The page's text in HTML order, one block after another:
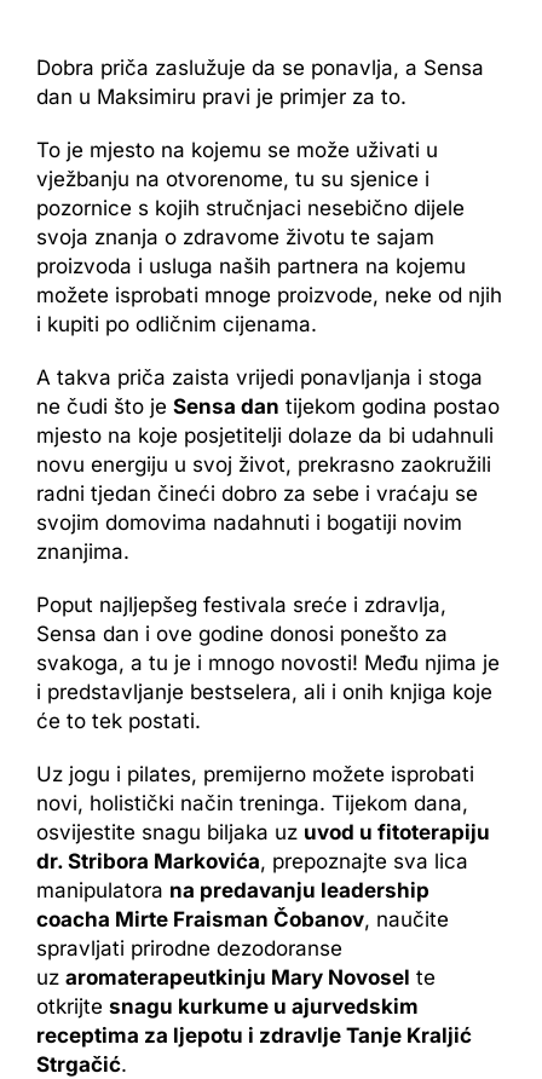
Dobra priča zaslužuje da se ponavlja, a Sensa
dan u Maksimiru pravi je primjer za to.
To je mjesto na kojemu se može uživati u
vježbanju na otvorenome, tu su sjenice i
pozornice s kojih stručnjaci nesebično dijele
svoja znanja o zdravome životu te sajam
proizvoda i usluga naših partnera na kojemu
možete isprobati mnoge proizvode, neke od njih
i kupiti po odličnim cijenama.
A takva priča zaista vrijedi ponavljanja i stoga
ne čudi što je Sensa dan tijekom godina postao
mjesto na koje posjetitelji dolaze da bi udahnuli
novu energiju u svoj život, prekrasno zaokružili
radni tjedan čineći dobro za sebe i vraćaju se
svojim domovima nadahnuti i bogatiji novim
znanjima.
Poput najljepšeg festivala sreće i zdravlja,
Sensa dan i ove godine donosi ponešto za
svakoga, a tu je i mnogo novosti! Među njima je
i predstavljanje bestselera, ali i onih knjiga koje
će to tek postati.
Uz jogu i pilates, premijerno možete isprobati
novi, holistički način treninga. Tijekom dana,
osvijestite snagu biljaka uz uvod u fitoterapiju
dr. Stribora Markovića, prepoznajte sva lica
manipulatora na predavanju leadership
coacha Mirte Fraisman Čobanov, naučite
spravljati prirodne dezodoranse
uz aromaterapeutkinju Mary Novosel te
otkrijte snagu kurkume u ajurvedskim
receptima za ljepotu i zdravlje Tanje Kraljić
Strgačić.